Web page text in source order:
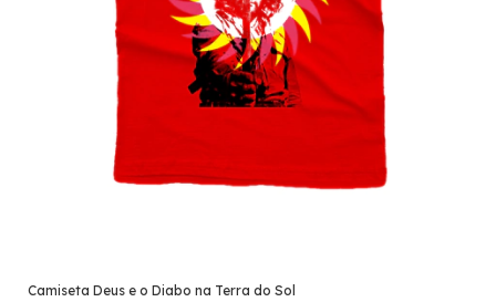
Camiseta Deus e o Diabo na Terra do Sol